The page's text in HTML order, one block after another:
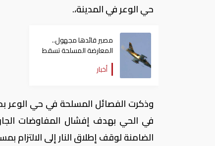
حي الوعر في المدينة،.
مصير قائدها مجهول..
المعارضة المسلحة تسقط
طائرة للجيش قرب
مرتفعات الجولان المحتلة
أخبار
وذكرت الفصائل المسلحة في حي الوعر
في الحي بهدف إفشال المفاوضات
الضامنة لوقف إطلاق النار إلى الالتزام